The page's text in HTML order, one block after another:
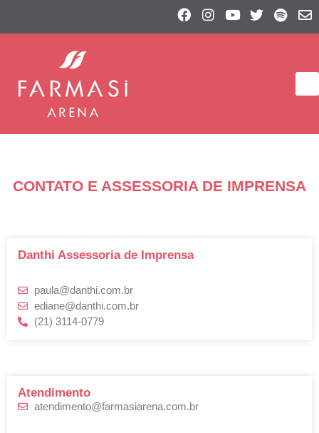
CONTATO E ASSESSORIA DE IMPRENSA
Danthi Assessoria de Imprensa
paula@danthi.com.br
ediane@danthi.com.br
(21) 3114-0779
Atendimento
atendimento@farmasiarena.com.br